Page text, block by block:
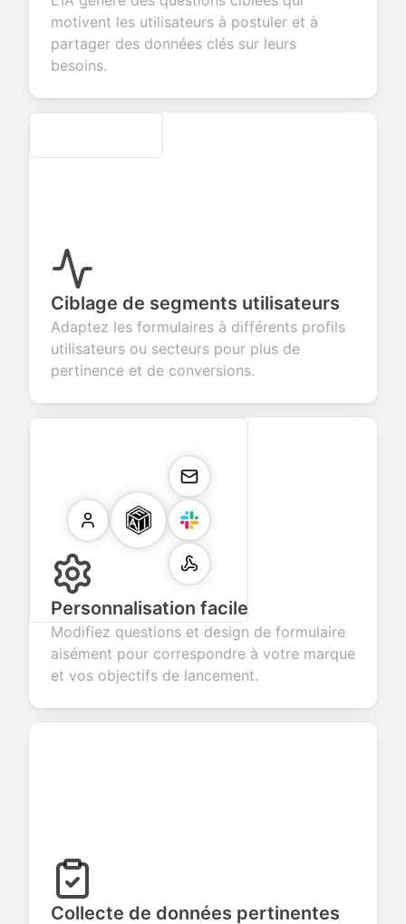
or
seamless
account
creation.
commerce
transactions.
motivent les utilisateurs à postuler et à
partager des données clés sur leurs
besoins.
Secure
Ciblage de segments utilisateurs
Adaptez les formulaires à différents profils
utilisateurs ou secteurs pour plus de
pertinence et de conversions.
Personnalisation facile
Modifiez questions et design de formulaire
aisément pour correspondre à votre marque
et vos objectifs de lancement.
Collecte de données pertinentes